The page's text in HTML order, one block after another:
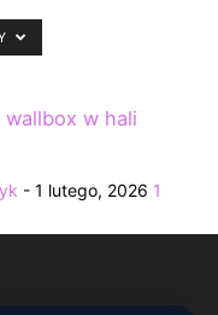
w hali
- 1 lutego, 2026 1